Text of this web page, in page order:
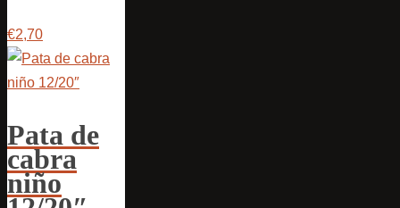
€2,70
Pata de
cabra
niño